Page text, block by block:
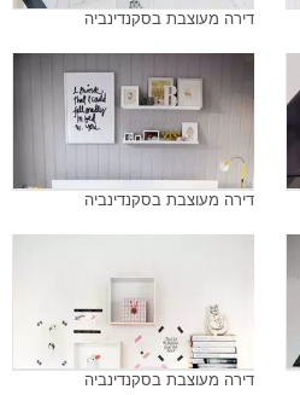
דירה מעוצבת בסקנדינביה
דירה מעוצבת בסקנדינביה
דירה מעוצבת בסקנדינביה